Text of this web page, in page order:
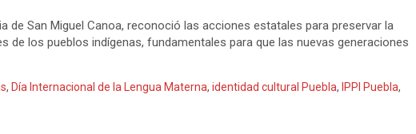
de San Miguel Canoa, reconoció las acciones estatales para preservar la
de los pueblos indígenas, fundamentales para que las nuevas generaciones
, Día Internacional de la Lengua Materna, identidad cultural Puebla, IPPI Puebla,